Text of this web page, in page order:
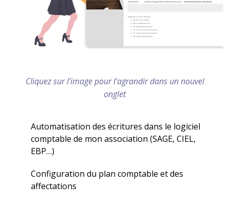
Cliquez sur l'image pour l'agrandir dans un nouvel
onglet
Automatisation des écritures dans le logiciel
comptable de mon association (SAGE, CIEL,
EBP…)
Configuration du plan comptable et des
affectations